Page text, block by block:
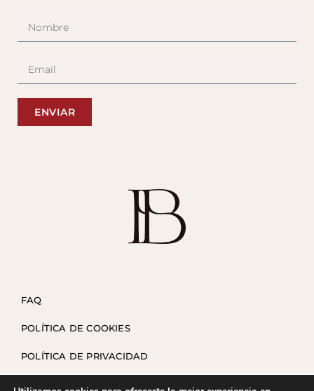
ENVIAR
FAQ
POLÍTICA DE COOKIES
POLÍTICA DE PRIVACIDAD